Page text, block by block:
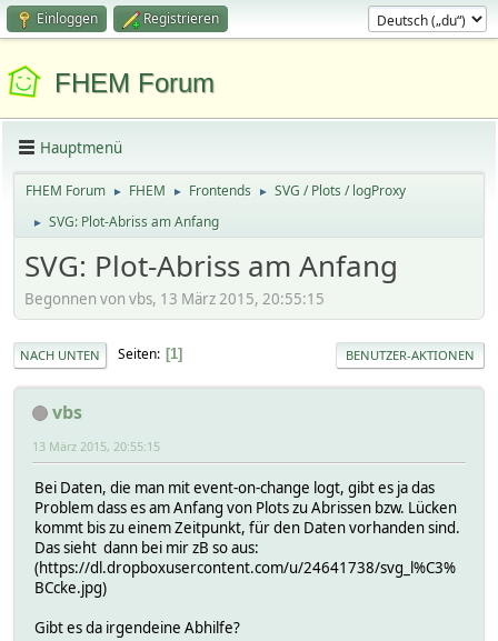
Einloggen Registrieren
FHEM Forum
Hauptmenü
FHEM Forum ► FHEM ► Frontends ► SVG / Plots / logProxy
► SVG: Plot-Abriss am Anfang
SVG: Plot-Abriss am Anfang
Begonnen von vbs, 13 März 2015, 20:55:15
NACH UNTEN Seiten 1 BENUTZER-AKTIONEN
vbs
13 März 2015, 20:55:15
Bei Daten, die man mit event-on-change logt, gibt es ja das
Problem dass es am Anfang von Plots zu Abrissen bzw. Lücken
kommt bis zu einem Zeitpunkt, für den Daten vorhanden sind.
Das sieht dann bei mir zB so aus:
(https://dl.dropboxusercontent.com/u/24641738/svg_l%C3%
BCcke.jpg)
Gibt es da irgendeine Abhilfe?